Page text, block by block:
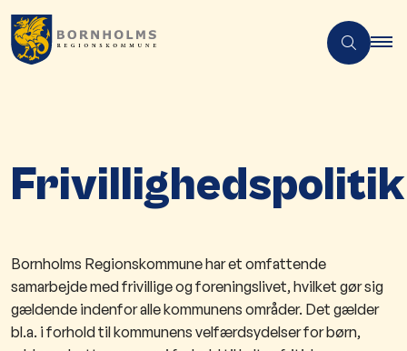
Frivillighedspolitik
Bornholms Regionskommune har et omfattende
samarbejde med frivillige og foreningslivet, hvilket gør sig
gældende indenfor alle kommunens områder. Det gælder
bl.a. i forhold til kommunens velfærdsydelser for børn,